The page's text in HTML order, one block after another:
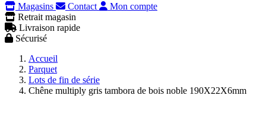
Magasins
Contact
Mon compte
Retrait magasin
Livraison rapide
Sécurisé
Accueil
Parquet
Lots de fin de série
Chêne multiply gris tambora de bois noble 190X22X6mm